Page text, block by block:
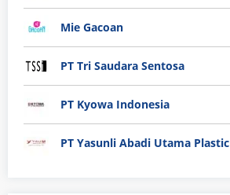
Mie Gacoan
PT Tri Saudara Sentosa
PT Kyowa Indonesia
PT Yasunli Abadi Utama Plastic